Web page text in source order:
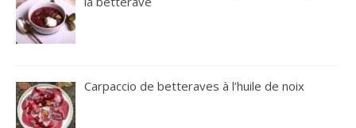
Carpaccio de betteraves à l’huile de noix